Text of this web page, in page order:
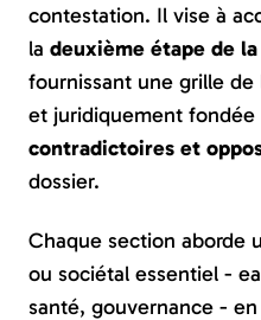
contestation. Il vise à
la deuxième étape de
fournissant une grille
et juridiquement
contradictoires et
dossier.
Chaque section aborde
ou sociétal essentiel -
santé, gouvernance -